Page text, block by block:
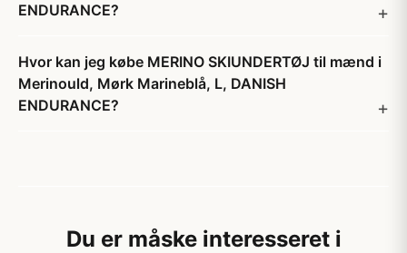
ENDURANCE?
Hvor kan jeg købe MERINO SKIUNDERTØJ til mænd i
Merinould, Mørk Marineblå, L, DANISH
ENDURANCE?
Du er måske interesseret i